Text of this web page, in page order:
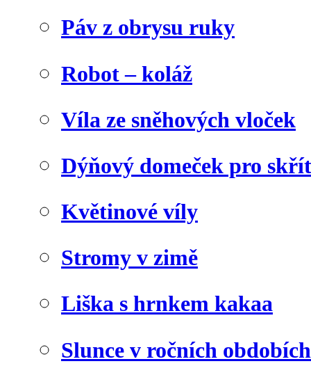
Páv z obrysu ruky
Robot – koláž
Víla ze sněhových vloček
Dýňový domeček pro
Květinové víly
Stromy v zimě
Liška s hrnkem kakaa
Slunce v ročních obdobích